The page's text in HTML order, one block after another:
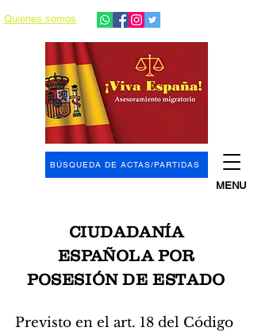
Quienes somos
BÚSQUEDA DE ACTAS/PARTIDAS
MENU
CIUDADANÍA
ESPAÑOLAPOR
POSESIÓN DE ESTADO
Previsto en el art. 18 del Código